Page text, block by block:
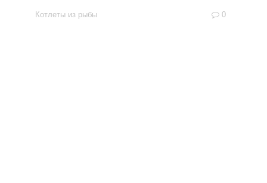
Котлеты из рыбы 0